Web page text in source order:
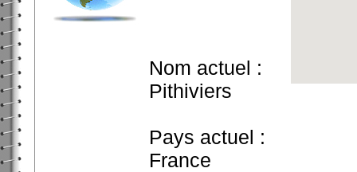
Nom actuel :
Pithiviers
Pays actuel :
France